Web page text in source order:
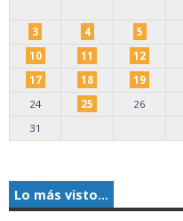
3
4 5
10
11 12
17
18 19
24
25 26
31
Lo más visto...